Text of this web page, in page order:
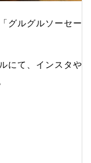
グルグルソーセー
にて、インスタや